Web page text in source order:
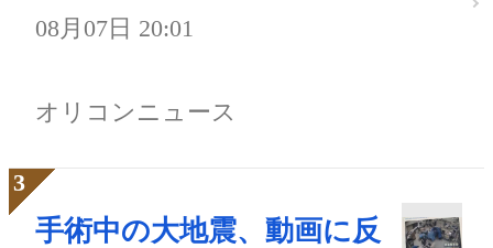
08月07日 20:01
オリコンニュース
手術中の大地震、動画に反